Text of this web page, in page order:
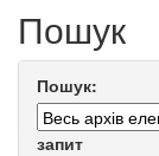
Пошук
Пошук:
запит